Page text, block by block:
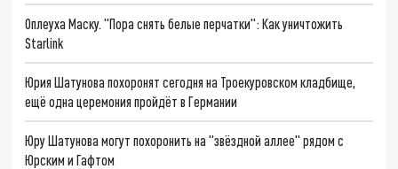
Оплеуха Маску. "Пора снять белые перчатки": Как уничтожить
Starlink
Юрия Шатунова похоронят сегодня на Троекуровском кладбище,
ещё одна церемония пройдёт в Германии
Юру Шатунова могут похоронить на "звёздной аллее" рядом с
Юрским и Гафтом